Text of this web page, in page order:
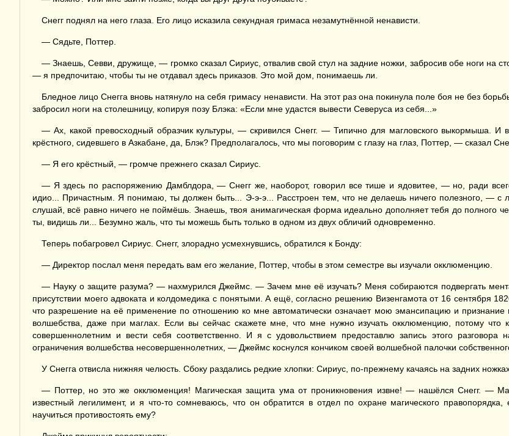
Снегг поднял на него глаза. Его лицо исказила секундная гримаса незамутнённой ненависти.
— Сядьте, Поттер.
— Знаешь, Севви, дружище, — громко сказал Сириус, отвалив свой стул на задние ножки, забросив обе ноги на
— я предпочитаю, чтобы ты не отдавал здесь приказов. Это мой дом, понимаешь ли.
Бледное лицо Снегга вновь натянуло на себя гримасу ненависти. На этот раз она покинула поле боя не без
забросил ноги на столешницу, копируя позу Блэка: «Если мне удастся вывести Северуса из себя...»
— Ах, какой превосходный образчик культуры, — скривился Снегг. — Типично для магловского выкормыша.
крёстного, сидевшего в Азкабане, да, Блэк? Предполагалось, что мы поговорим с глазу на глаз, Поттер, — сказал
— Я его крёстный, — громче прежнего сказал Сириус.
— Я здесь по распоряжению Дамблдора, — Снегг же, наоборот, говорил все тише и ядовитее, — но, ради
идио... Причастным. Я понимаю, ты должен быть... Э-э-э... Расстроен тем, что не делаешь ничего полезного, —
слушай, всё равно ничего не поймёшь. Знаешь, твоя анимагическая форма идеально дополняет тебя до полного
ты, видишь ли... Безумно жаль, что ты можешь быть только в одном из двух обличий одновременно.
Теперь побагровел Сириус. Снегг, злорадно усмехнувшись, обратился к Бонду:
— Директор послал меня передать вам его желание, Поттер, чтобы в этом семестре вы изучали окклюменцию.
— Науку о защите разума? — нахмурился Джеймс. — Зачем мне её изучать? Меня собираются подвергать
присутствии моего адвоката и колдомедика с понятыми. А ещё, согласно решению Визенгамота от 16 сентября
что разрешение на её применение по отношению ко мне автоматически означает мою эмансипацию и признание
волшебства, даже при маглах. Если вы сейчас скажете мне, что мне нужно изучать окклюменцию, потому что
совершеннолетним и вести себя соответственно. И я с удовольствием предоставлю запись этого
ограничения волшебства несовершеннолетних, — Джеймс коснулся кончиком своей волшебной палочки
У Снегга отвисла нижняя челюсть. Сбоку раздались редкие хлопки: Сириус, по-прежнему качаясь на задних
— Поттер, но это же окклюменция! Магическая защита ума от проникновения извне! — нашёлся Снегг. —
известный легилимент, и я что-то сомневаюсь, что он обратится в отдел по охране магического
научиться противостоять ему?